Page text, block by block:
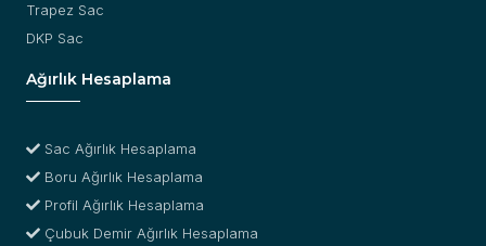
Trapez Sac
DKP Sac
Ağırlık Hesaplama
Sac Ağırlık Hesaplama
Boru Ağırlık Hesaplama
Profil Ağırlık Hesaplama
Çubuk Demir Ağırlık Hesaplama